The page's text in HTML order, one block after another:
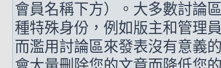
會員名稱下方）。大多數討論
種特殊身份，例如版主和管理
而濫用討論區來發表沒有意義